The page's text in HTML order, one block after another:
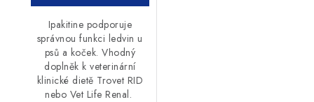
Ipakitine podporuje
správnou funkci ledvin u
psů a koček. Vhodný
doplněk k veterinární
klinické dietě Trovet RID
nebo Vet Life Renal.